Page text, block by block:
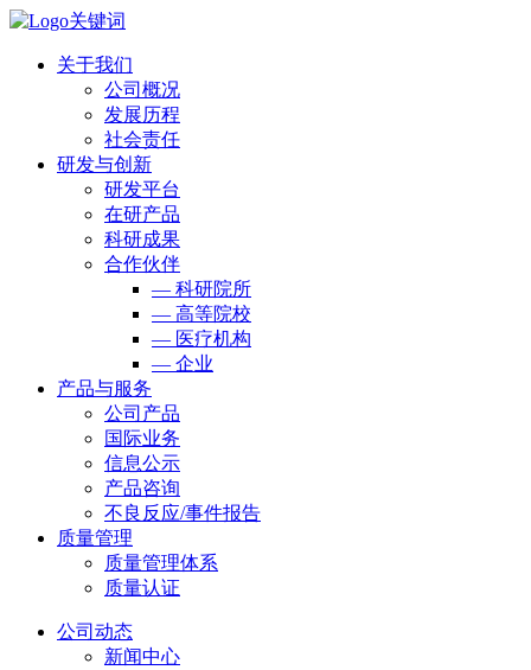
关于我们
公司概况
发展历程
社会责任
研发与创新
研发平台
在研产品
科研成果
合作伙伴
— 科研院所
— 高等院校
— 医疗机构
— 企业
产品与服务
公司产品
国际业务
信息公示
产品咨询
不良反应/事件报告
质量管理
质量管理体系
质量认证
公司动态
新闻中心